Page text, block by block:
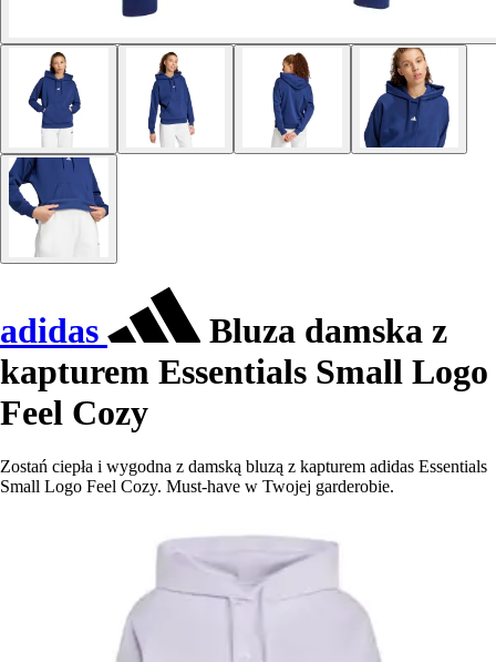
adidas
Bluza damska z
kapturem Essentials Small Logo
Feel Cozy
Zostań ciepła i wygodna z damską bluzą z kapturem adidas Essentials
Small Logo Feel Cozy. Must-have w Twojej garderobie.